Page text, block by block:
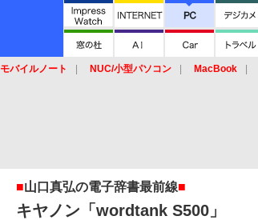
モバイルノート NUC/小型パソコン MacBook
■山口真弘の電子辞書最前線■
キヤノン「wordtank S500」